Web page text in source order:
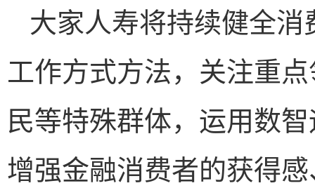
大家人寿将持续健全
工作方式方法，关注重
民等特殊群体，运用数
增强金融消费者的获得